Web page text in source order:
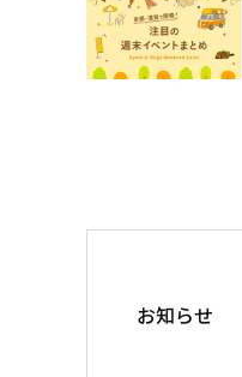
お知らせ